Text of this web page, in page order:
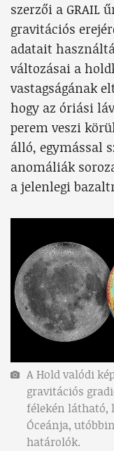
szerzői a GRAIL
gravitációs
adatait
változásai a
vastagságának
hogy az óriási
perem veszi
álló, egymással
anomáliák
a jelenlegi
A Hold valódi
gravitációs
félekén látható,
Óceánja,
határolók.